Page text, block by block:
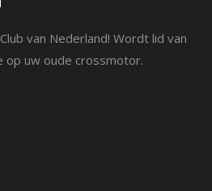
van Nederland! Wordt lid van
op uw oude crossmotor.